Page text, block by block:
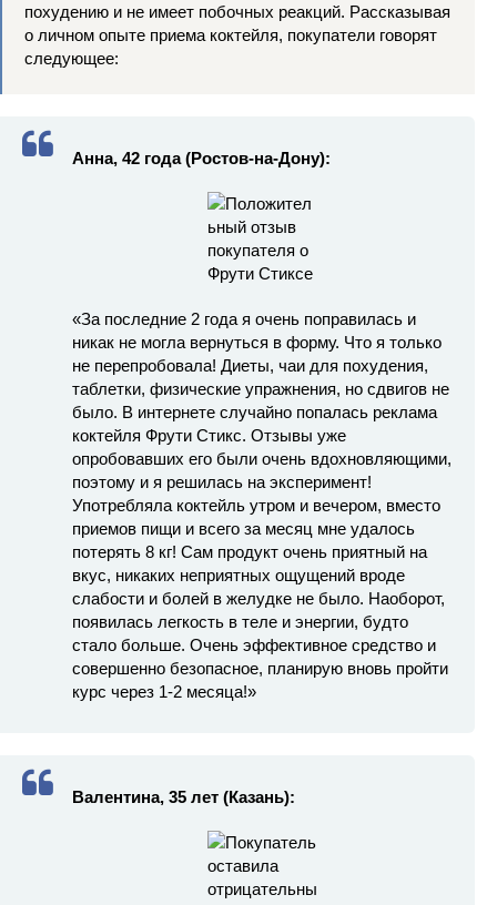
похудению и не имеет побочных реакций. Рассказывая
о личном опыте приема коктейля, покупатели говорят
следующее:
Анна, 42 года (Ростов-на-Дону):
«За последние 2 года я очень поправилась и
никак не могла вернуться в форму. Что я только
не перепробовала! Диеты, чаи для похудения,
таблетки, физические упражнения, но сдвигов не
было. В интернете случайно попалась реклама
коктейля Фрути Стикс. Отзывы уже
опробовавших его были очень вдохновляющими,
поэтому и я решилась на эксперимент!
Употребляла коктейль утром и вечером, вместо
приемов пищи и всего за месяц мне удалось
потерять 8 кг! Сам продукт очень приятный на
вкус, никаких неприятных ощущений вроде
слабости и болей в желудке не было. Наоборот,
появилась легкость в теле и энергии, будто
стало больше. Очень эффективное средство и
совершенно безопасное, планирую вновь пройти
курс через 1-2 месяца!»
Валентина, 35 лет (Казань):